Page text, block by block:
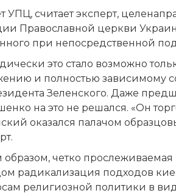
УПЦ, считает эксперт,
Православной церкви
при непосредственной
это стало возможно
и полностью зависимому
Зеленского. Даже
на это не решался. «Он
оказался палачом
образом, четко
радикализация подходов
религиозной политики в